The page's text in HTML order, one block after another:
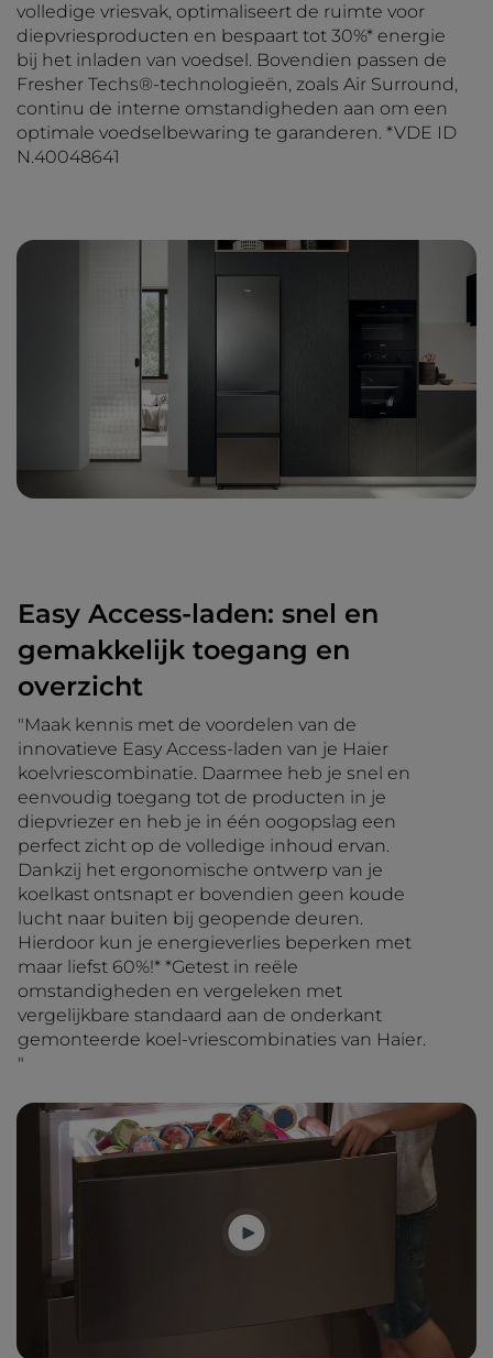
volledige vriesvak, optimaliseert de ruimte voor
diepvriesproducten en bespaart tot 30%* energie
bij het inladen van voedsel. Bovendien passen de
Fresher Techs®-technologieën, zoals Air Surround,
continu de interne omstandigheden aan om een
optimale voedselbewaring te garanderen. *VDE ID
N.40048641
Easy Access-laden: snel en
gemakkelijk toegang en
overzicht
"Maak kennis met de voordelen van de
innovatieve Easy Access-laden van je Haier
koelvriescombinatie. Daarmee heb je snel en
eenvoudig toegang tot de producten in je
diepvriezer en heb je in één oogopslag een
perfect zicht op de volledige inhoud ervan.
Dankzij het ergonomische ontwerp van je
koelkast ontsnapt er bovendien geen koude
lucht naar buiten bij geopende deuren.
Hierdoor kun je energieverlies beperken met
maar liefst 60%!* *Getest in reële
omstandigheden en vergeleken met
vergelijkbare standaard aan de onderkant
gemonteerde koel-vriescombinaties van Haier.
"